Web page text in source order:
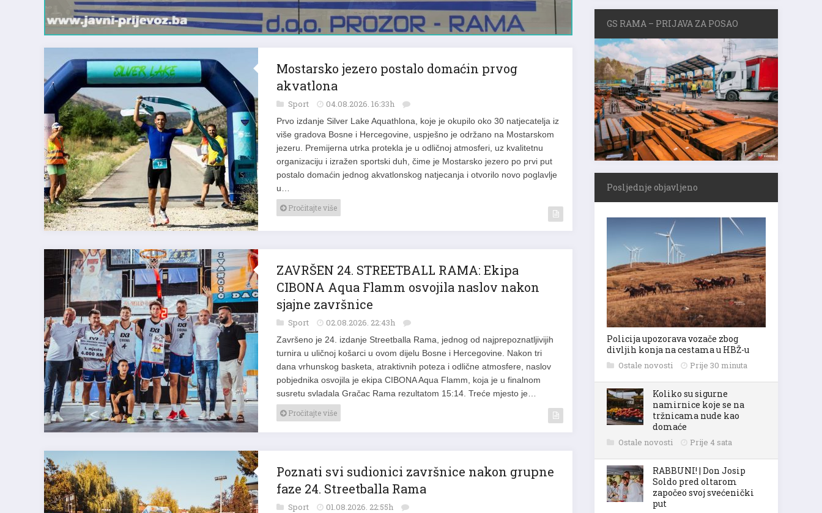
Mostarsko jezero postalo domaćin prvog
akvatlona
Sport 04.08.2026. 16:33h
Prvo izdanje Silver Lake Aquathlona, koje je okupilo oko 30 natjecatelja iz
više gradova Bosne i Hercegovine, uspješno je održano na Mostarskom
jezeru. Premijerna utrka protekla je u odličnoj atmosferi, uz kvalitetnu
organizaciju i izražen sportski duh, čime je Mostarsko jezero po prvi put
postalo domaćin jednog akvatlonskog natjecanja i otvorilo novo poglavlje
u…
Pročitajte više
ZAVRŠEN 24. STREETBALL RAMA: Ekipa
CIBONA Aqua Flamm osvojila naslov nakon
sjajne završnice
Sport 02.08.2026. 22:43h
Završeno je 24. izdanje Streetballa Rama, jednog od najprepoznatljivijih
turnira u uličnoj košarci u ovom dijelu Bosne i Hercegovine. Nakon tri
dana vrhunskog basketa, atraktivnih poteza i odlične atmosfere, naslov
pobjednika osvojila je ekipa CIBONA Aqua Flamm, koja je u finalnom
susretu svladala Gračac Rama rezultatom 15:14. Treće mjesto je…
Pročitajte više
Poznati svi sudionici završnice nakon grupne
faze 24. Streetballa Rama
Sport 01.08.2026. 22:55h
GS RAMA – PRIJAVA ZA POSAO
Posljednje objavljeno
Policija upozorava vozače zbog
divljih konja na cestama u HBŽ-u
Ostale novosti Prije 30 minuta
Koliko su sigurne
namirnice koje se na
tržnicama nude kao
domaće
Ostale novosti Prije 4 sata
RABBUNI! | Don Josip
Soldo pred oltarom
započeo svoj svećenički
put